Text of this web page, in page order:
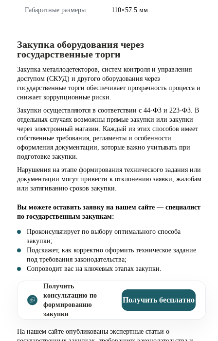
Гaбapитныe paзмepы 110×57.5 мм
Закупка оборудования через
государственные торги
Закупка металлодетекторов, систем контроля и управления
доступом (СКУД) и другого оборудования через
государственные торги обеспечивает прозрачность процесса и
снижает коррупционные риски.
Закупки осуществляются в соответствии с 44-ФЗ и 223-ФЗ. В
отдельных случаях возможны прямые закупки или закупки
через электронный магазин. Каждый из этих способов имеет
собственные требования, регламенты и особенности
оформления документации, которые важно учитывать при
подготовке закупки.
Нарушения на этапе формирования технического задания или
документации могут привести к отклонению заявки, жалобам
или затягиванию сроков закупки.
Вы можете оставить заявку на нашем сайте — специалист
по государственным закупкам:
Проконсультирует по выбору оптимального способа
закупки;
Подскажет, как корректно оформить техническое задание
под требования законодательства;
Сопроводит вас на ключевых этапах закупки.
Получить
консультацию по
формированию
закупки
Получить бесплатно
На нашем сайте опубликованы экспертные статьи о